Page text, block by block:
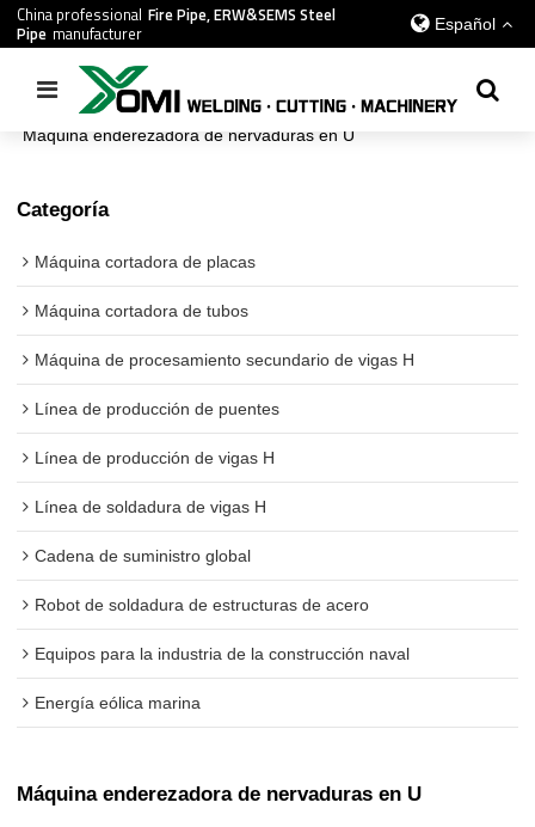
China professional Fire Pipe, ERW&SEMS Steel
Pipe manufacturer Español
todos / Línea de producción de puentes /
Máquina enderezadora de nervaduras en U
Categoría
Máquina cortadora de placas
Máquina cortadora de tubos
Máquina de procesamiento secundario de vigas H
Línea de producción de puentes
Línea de producción de vigas H
Línea de soldadura de vigas H
Cadena de suministro global
Robot de soldadura de estructuras de acero
Equipos para la industria de la construcción naval
Energía eólica marina
Máquina enderezadora de nervaduras en U